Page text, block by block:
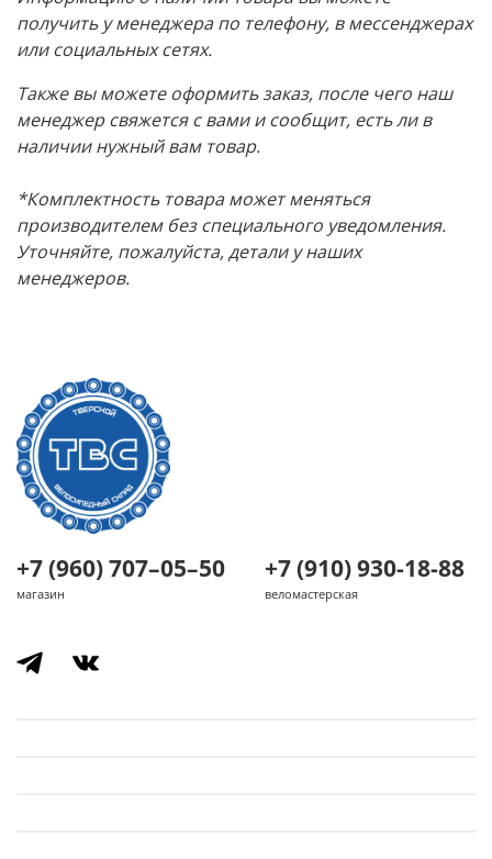
получить у менеджера по телефону, в мессенджерах
или социальных сетях.
Также вы можете оформить заказ, после чего наш
менеджер свяжется с вами и сообщит, есть ли в
наличии нужный вам товар.
*Комплектность товара может меняться
производителем без специального уведомления.
Уточняйте, пожалуйста, детали у наших
менеджеров.
+7 (960) 707–05–50
магазин
+7 (910) 930-18-88
веломастерская